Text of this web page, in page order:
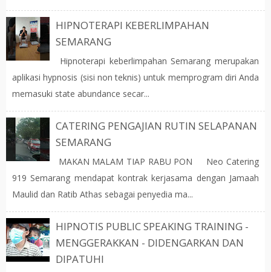
HIPNOTERAPI KEBERLIMPAHAN
SEMARANG
Hipnoterapi keberlimpahan Semarang merupakan
aplikasi hypnosis (sisi non teknis) untuk memprogram diri Anda
memasuki state abundance secar...
CATERING PENGAJIAN RUTIN SELAPANAN
SEMARANG
MAKAN MALAM TIAP RABU PON Neo Catering
919 Semarang mendapat kontrak kerjasama dengan Jamaah
Maulid dan Ratib Athas sebagai penyedia ma...
HIPNOTIS PUBLIC SPEAKING TRAINING -
MENGGERAKKAN - DIDENGARKAN DAN
DIPATUHI